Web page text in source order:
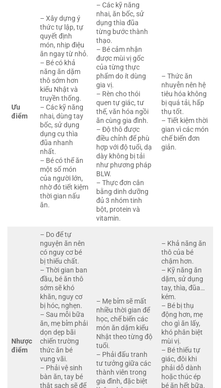
Ưu
điểm
– Xây dựng ý
thức tự lập, tự
quyết định
món, nhịp điệu
ăn ngay từ nhỏ.
– Bé có khả
năng ăn dặm
thô sớm hơn
kiểu Nhật và
truyền thống.
– Các kỹ năng
nhai, dùng tay
bốc, sử dụng
dụng cụ thìa
đũa nhanh
nhất.
– Bé có thể ăn
một số món
của người lớn,
nhờ đó tiết kiệm
thời gian nấu
ăn.
– Các kỹ năng
nhai, ăn bốc, sử
dụng thìa đũa
từng bước thành
thạo.
– Bé cảm nhận
được mùi vị gốc
của từng thực
phẩm do ít dùng
gia vị.
– Rèn cho thói
quen tự giác, tư
thế, văn hóa ngồi
ăn cùng gia đình.
– Độ thô được
điều chỉnh để phù
hợp với độ tuổi, dạ
dày không bị tải
như phương pháp
BLW.
– Thực đơn cân
bằng dinh dưỡng
đủ 3 nhóm tinh
bột, protein và
vitamin.
– Thức ăn
nhuyễn nên hệ
tiêu hóa không
bị quá tải, hấp
thụ tốt.
– Tiết kiệm thời
gian vì các món
chế biến đơn
giản.
Nhược
điểm
– Do để tự
nguyện ăn nên
có nguy cơ bé
bị thiếu chất.
– Thời gian ban
đầu, bé ăn thô
sớm sẽ khó
khăn, nguy cơ
bị hóc, nghẹn.
– Sau mỗi bữa
ăn, mẹ bỉm phải
dọn dẹp bãi
chiến trường
thức ăn bé
vung vãi.
– Phải vệ sinh
bàn ăn, tay bé
thật sạch sẽ để
– Mẹ bỉm sẽ mất
nhiều thời gian để
học, chế biến các
món ăn dặm kiểu
Nhật theo từng độ
tuổi.
– Phải đấu tranh
tư tưởng giữa các
thành viên trong
gia đình, đặc biệt
– Khả năng ăn
thô của bé
chậm hơn.
– Kỹ năng ăn
dặm, sử dụng
tay, thìa, đũa…
kém.
– Bé bị thụ
động hơn, mẹ
cho gì ăn lấy,
khó phân biệt
mùi vị.
– Bé thiếu tự
giác, đôi khi
phải dỗ dành
hoặc thúc ép
bé ăn hết bữa.